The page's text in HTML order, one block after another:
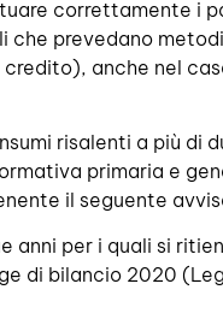
correttamente i
prevedano
anche nel
risalenti a più di
primaria e
il seguente
per i quali si
di bilancio 2020